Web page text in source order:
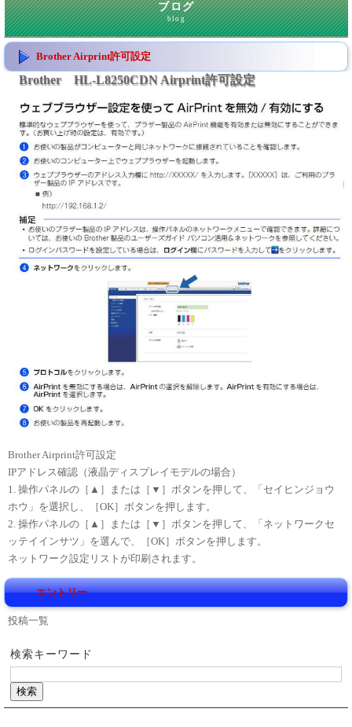
ブログ
blog
Brother Airprint許可設定
Brother HL-L8250CDN Airprint許可設定
Brother Airprint許可設定
IPアドレス確認（液晶ディスプレイモデルの場合）
1. 操作パネルの［▲］または［▼］ボタンを押して、「セイヒンジョウ
ホウ」を選択し、［OK］ボタンを押します。
2. 操作パネルの［▲］または［▼］ボタンを押して、「ネットワークセ
ッテイインサツ」を選んで、［OK］ボタンを押します。
ネットワーク設定リストが印刷されます。
エントリー
投稿一覧
検索キーワード